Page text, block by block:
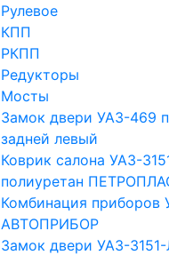
Рулевое
КПП
РКПП
Редукторы
Мосты
Замок двери УАЗ-469
задней левый
Коврик салона УАЗ-
полиуретан
Комбинация приборов
АВТОПРИБОР
Замок двери УАЗ-